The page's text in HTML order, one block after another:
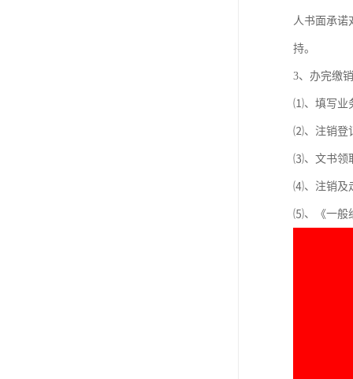
人书面承诺
持。
3、办完缴
⑴、填写业
⑵、注销登
⑶、文书领
⑷、注销及
⑸、《一般